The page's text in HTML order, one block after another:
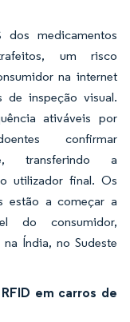
dos medicamentos
um risco
na internet
de inspeção visual.
ativáveis por
confirmar
transferindo a
utilizador final. Os
estão a começar a
do consumidor,
Índia, no Sudeste
em carros de